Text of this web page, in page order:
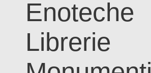
Enoteche
Librerie